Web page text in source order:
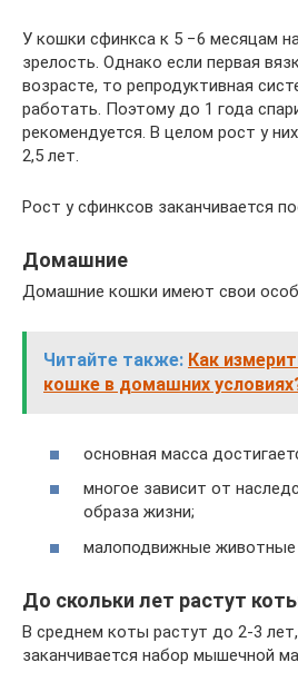
У кошки сфинкса к 5 −6 месяцам
зрелость. Однако если первая
возрасте, то репродуктивная
работать. Поэтому до 1 года
рекомендуется. В целом рост у
2,5 лет.
Рост у сфинксов заканчивается
Домашние
Домашние кошки имеют свои
Читайте также: Как
кошке в домашних
основная масса
многое зависит от
образа жизни;
малоподвижные животные
До скольки лет растут
В среднем коты растут до 2-3
заканчивается набор мышечной